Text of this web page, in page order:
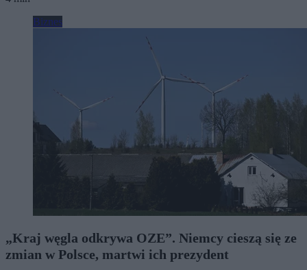
Biznes
„Kraj węgla odkrywa OZE”. Niemcy cieszą się ze
zmian w Polsce, martwi ich prezydent